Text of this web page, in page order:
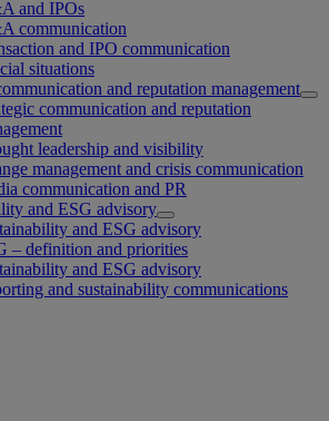
and IPOs
communication
and IPO communication
situations
and reputation management
communication and reputation
leadership and visibility
management and crisis communication
communication and PR
and ESG advisory
and ESG advisory
– definition and priorities
and ESG advisory
and sustainability communications